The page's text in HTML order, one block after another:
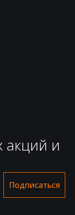
акций и
Подписаться